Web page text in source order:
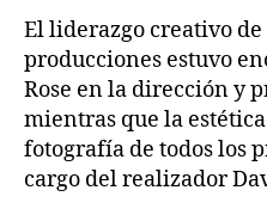
El liderazgo creativo de
producciones estuvo
Rose en la dirección y
mientras que la
fotografía de todos los
cargo del realizador